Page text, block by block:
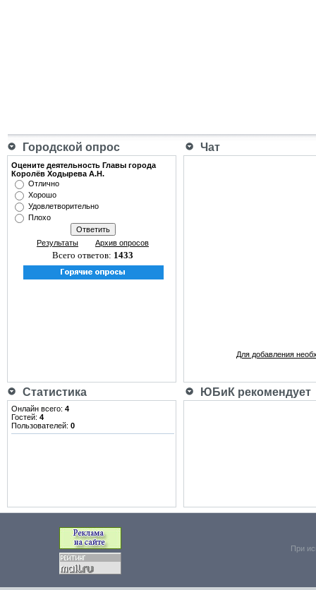
Городской опрос Чат
Оцените деятельность Главы города
Королёв Ходырева А.Н.
Отлично
Хорошо
Удовлетворительно
Плохо
Результаты Архив опросов
Всего ответов: 1433
Для добавления
Статистика ЮБиК рекомендует
Онлайн всего: 4
Гостей: 4
Пользователей: 0
При